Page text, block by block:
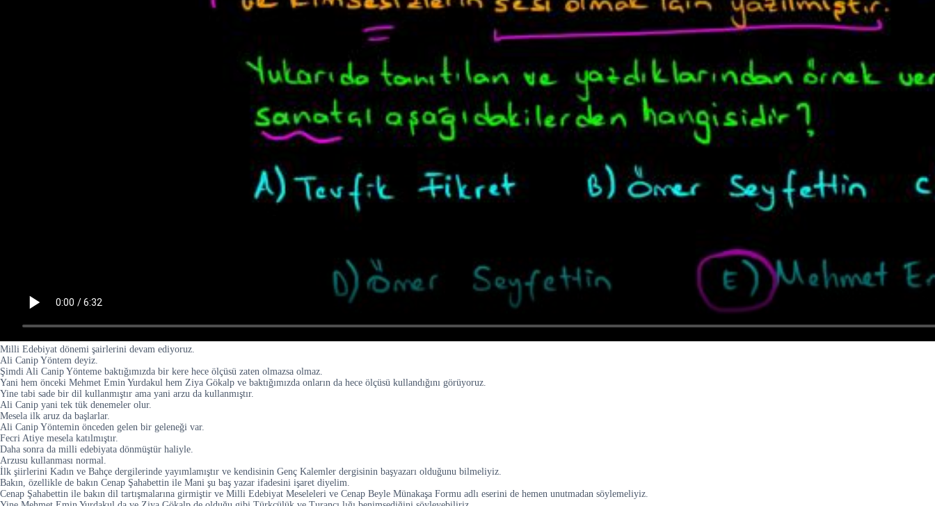
Milli Edebiyat dönemi şairlerini devam ediyoruz.
Ali Canip Yöntem deyiz.
Şimdi Ali Canip Yönteme baktığımızda bir kere hece ölçüsü zaten olmazsa olmaz.
Yani hem önceki Mehmet Emin Yurdakul hem Ziya Gökalp ve baktığımızda onların da hece ölçüsü kullandığını görüyoruz.
Yine tabi sade bir dil kullanmıştır ama yani arzu da kullanmıştır.
Ali Canip yani tek tük denemeler olur.
Mesela ilk aruz da başlarlar.
Ali Canip Yöntemin önceden gelen bir geleneği var.
Fecri Atiye mesela katılmıştır.
Daha sonra da milli edebiyata dönmüştür haliyle.
Arzusu kullanması normal.
İlk şiirlerini Kadın ve Bahçe dergilerinde yayımlamıştır ve kendisinin Genç Kalemler dergisinin başyazarı olduğunu bilmeliyiz.
Bakın, özellikle de bakın Cenap Şahabettin ile Mani şu baş yazar ifadesini işaret diyelim.
Cenap Şahabettin ile bakın dil tartışmalarına girmiştir ve Milli Edebiyat Meseleleri ve Cenap Beyle Münakaşa Formu adlı eserini de hemen unutmadan söylemeliyiz.